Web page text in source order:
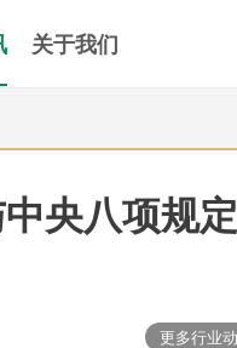
关于我们
央八项规定
更多行业